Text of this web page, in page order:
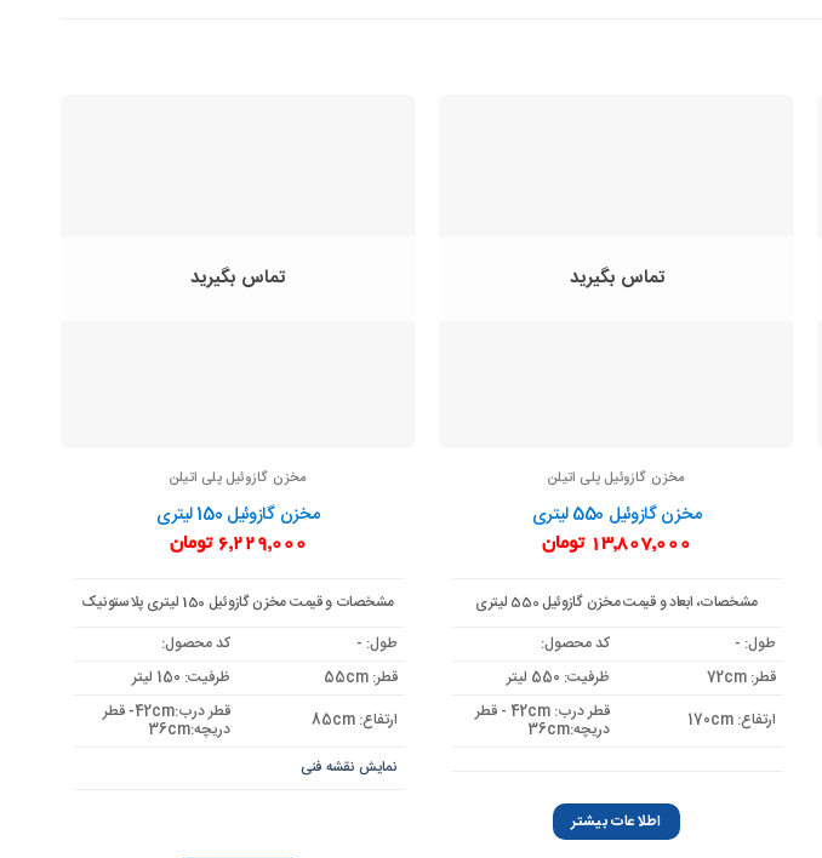
تماس بگیرید
مخزن گازوئیل پلی اتیلن
مخزن گازوئیل 550 لیتری
13,807,000 تومان
مشخصات، ابعاد و قیمت مخزن گازوئیل 550 لیتری
طول: -
کد محصول:
قطر: 72cm
ظرفیت: 550 لیتر
ارتفاع: 170cm
قطر درب: 42cm - قطر
دریچه:36cm
اطلاعات بیشتر
تماس بگیرید
مخزن گازوئیل پلی اتیلن
مخزن گازوئیل 150 لیتری
6,229,000 تومان
مشخصات و قیمت مخزن گازوئیل 150 لیتری پلاستونیک
طول: -
کد محصول:
قطر: 55cm
ظرفیت: 150 لیتر
ارتفاع: 85cm
قطر درب:42cm- قطر
دریچه:36cm
نمایش نقشه فنی